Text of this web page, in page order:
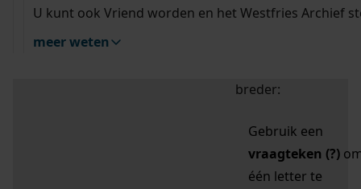
U kunt ook Vriend worden en het Westfries Archief
meer weten
uw zoekopdracht te
breder:
Gebruik een
vraagteken (?)
één letter te